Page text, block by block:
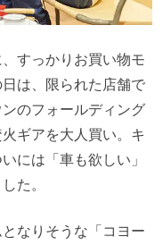
すっかりお買い物モ
は、限られた店舗で
のフォールディング
ギアを大人買い。キ
には「車も欲しい」
た。
なりそうな「コヨー